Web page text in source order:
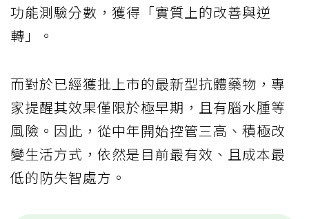
功能測驗分數，獲得「實質上的改善與逆
轉」。
而對於已經獲批上市的最新型抗體藥物，專
家提醒其效果僅限於極早期，且有腦水腫等
風險。因此，從中年開始控管三高、積極改
變生活方式，依然是目前最有效、且成本最
低的防失智處方。